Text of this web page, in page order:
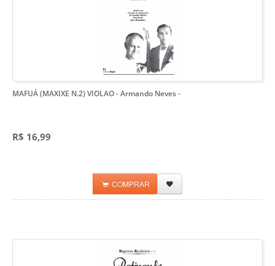
MAFUÁ (MAXIXE N.2) VIOLAO - Armando Neves-
R$ 16,99
COMPRAR